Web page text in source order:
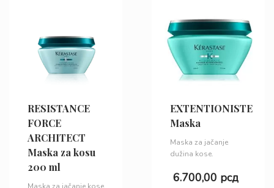
RESISTANCE
FORCE
ARCHITECT
Maska za kosu
200 ml
EXTENTIONISTE
Maska
Maska za jačanje
dužina kose.
6.700,00 рсд